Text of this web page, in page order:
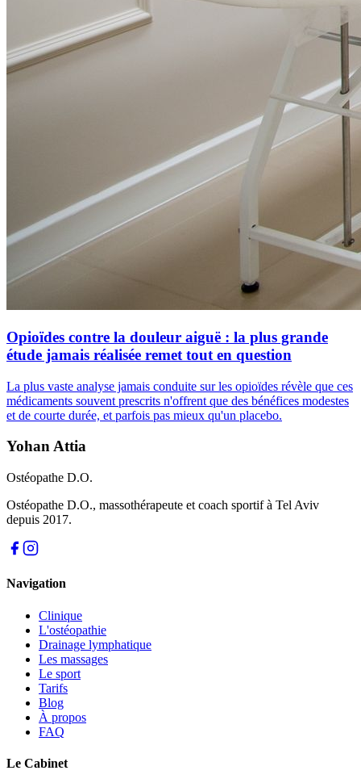
Opioïdes contre la douleur aiguë : la plus grande
étude jamais réalisée remet tout en question
La plus vaste analyse jamais conduite sur les opioïdes révèle que ces
médicaments souvent prescrits n'offrent que des bénéfices modestes
et de courte durée, et parfois pas mieux qu'un placebo.
Yohan Attia
Ostéopathe D.O.
Ostéopathe D.O., massothérapeute et coach sportif à Tel Aviv
depuis 2017.
Navigation
Clinique
L'ostéopathie
Drainage lymphatique
Les massages
Le sport
Tarifs
Blog
À propos
FAQ
Le Cabinet